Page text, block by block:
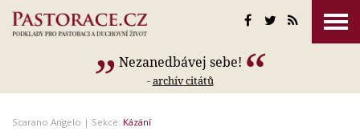
Nezanedbávej sebe!
-archív citátů
Scarano Angelo | Sekce: Kázání